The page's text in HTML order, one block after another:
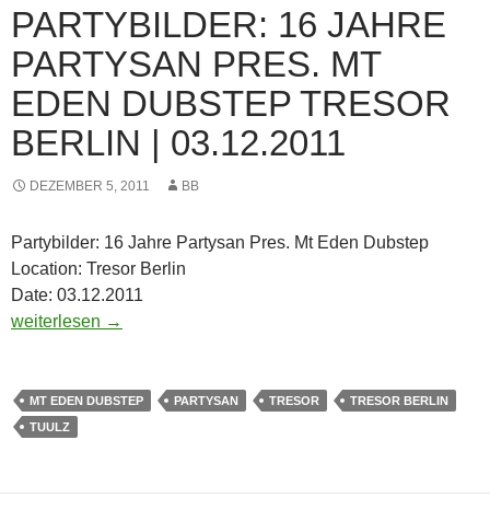
PARTYBILDER: 16 JAHRE
PARTYSAN PRES. MT
EDEN DUBSTEP TRESOR
BERLIN | 03.12.2011
DEZEMBER 5, 2011 BB
Partybilder: 16 Jahre Partysan Pres. Mt Eden Dubstep
Location: Tresor Berlin
Date: 03.12.2011
Partybilder: 16 Jahre Partysan Pres. Mt Eden Dubstep Tresor
weiterlesen →
MT EDEN DUBSTEP PARTYSAN TRESOR
TRESOR BERLIN
TUULZ